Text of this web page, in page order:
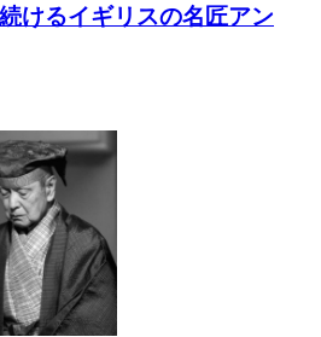
けるイギリスの名匠アン